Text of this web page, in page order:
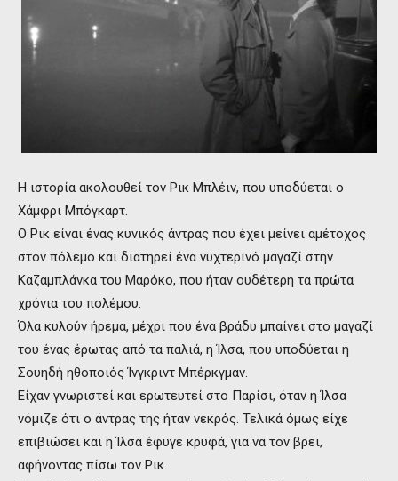
Η ιστορία ακολουθεί τον Ρικ Μπλέιν, που υποδύεται ο
Χάμφρι Μπόγκαρτ.
Ο Ρικ είναι ένας κυνικός άντρας που έχει μείνει αμέτοχος
στον πόλεμο και διατηρεί ένα νυχτερινό μαγαζί στην
Καζαμπλάνκα του Μαρόκο, που ήταν ουδέτερη τα πρώτα
χρόνια του πολέμου.
Όλα κυλούν ήρεμα, μέχρι που ένα βράδυ μπαίνει στο μαγαζί
του ένας έρωτας από τα παλιά, η Ίλσα, που υποδύεται η
Σουηδή ηθοποιός Ίνγκριντ Μπέρκγμαν.
Είχαν γνωριστεί και ερωτευτεί στο Παρίσι, όταν η Ίλσα
νόμιζε ότι ο άντρας της ήταν νεκρός. Τελικά όμως είχε
επιβιώσει και η Ίλσα έφυγε κρυφά, για να τον βρει,
αφήνοντας πίσω τον Ρικ.